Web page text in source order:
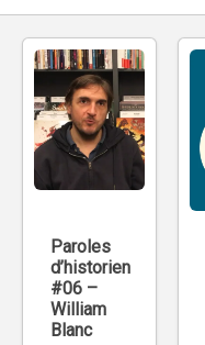
Paroles
d’historien
#06 –
William
Blanc